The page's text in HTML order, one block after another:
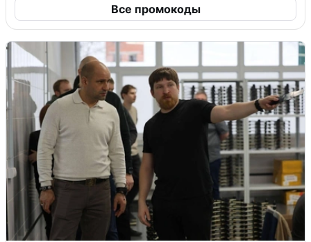
Все промокоды